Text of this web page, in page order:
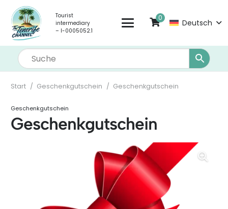
Tourist
intermediary
– I-0005052.1
0
Deutsch
Start / Geschenkgutschein / Geschenkgutschein
Geschenkgutschein
Geschenkgutschein